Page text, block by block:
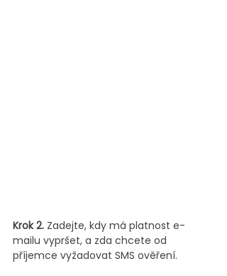
Krok 2. Zadejte, kdy má platnost e-
mailu vypršet, a zda chcete od
příjemce vyžadovat SMS ověření.